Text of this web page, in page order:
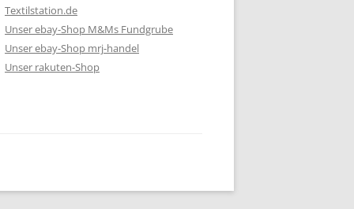
Textilstation.de
Unser ebay-Shop M&Ms Fundgrube
Unser ebay-Shop mrj-handel
Unser rakuten-Shop